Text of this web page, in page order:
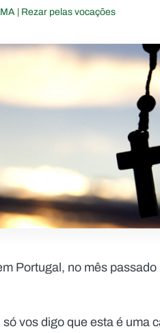
| Rezar pelas vocações
Portugal, no mês
vos digo que esta é uma